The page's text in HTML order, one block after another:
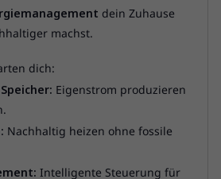
dein Zuhause
machst.
dich:
Eigenstrom produzieren
Nachhaltig heizen ohne fossile
Intelligente Steuerung für